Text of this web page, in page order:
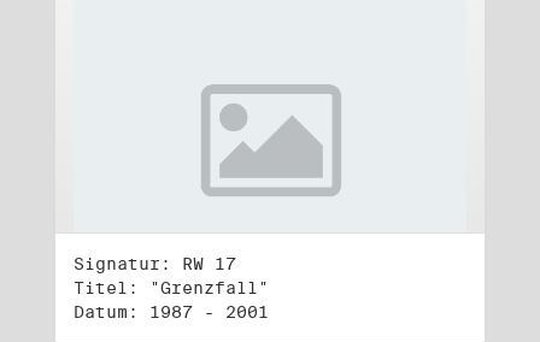
Signatur: RW 17
Titel: "Grenzfall"
Datum: 1987 - 2001